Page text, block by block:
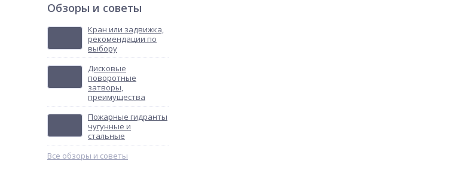
Обзоры и советы
Кран или задвижка,
рекомендации по
выбору
Дисковые
поворотные
затворы,
преимущества
Пожарные гидранты
чугунные и
стальные
Все обзоры и советы